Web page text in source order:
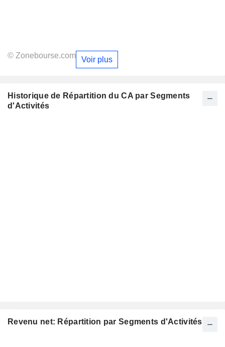
© Zonebourse.com Voir plus
Historique de Répartition du CA par Segments
d'Activités
Revenu net: Répartition par Segments d'Activités